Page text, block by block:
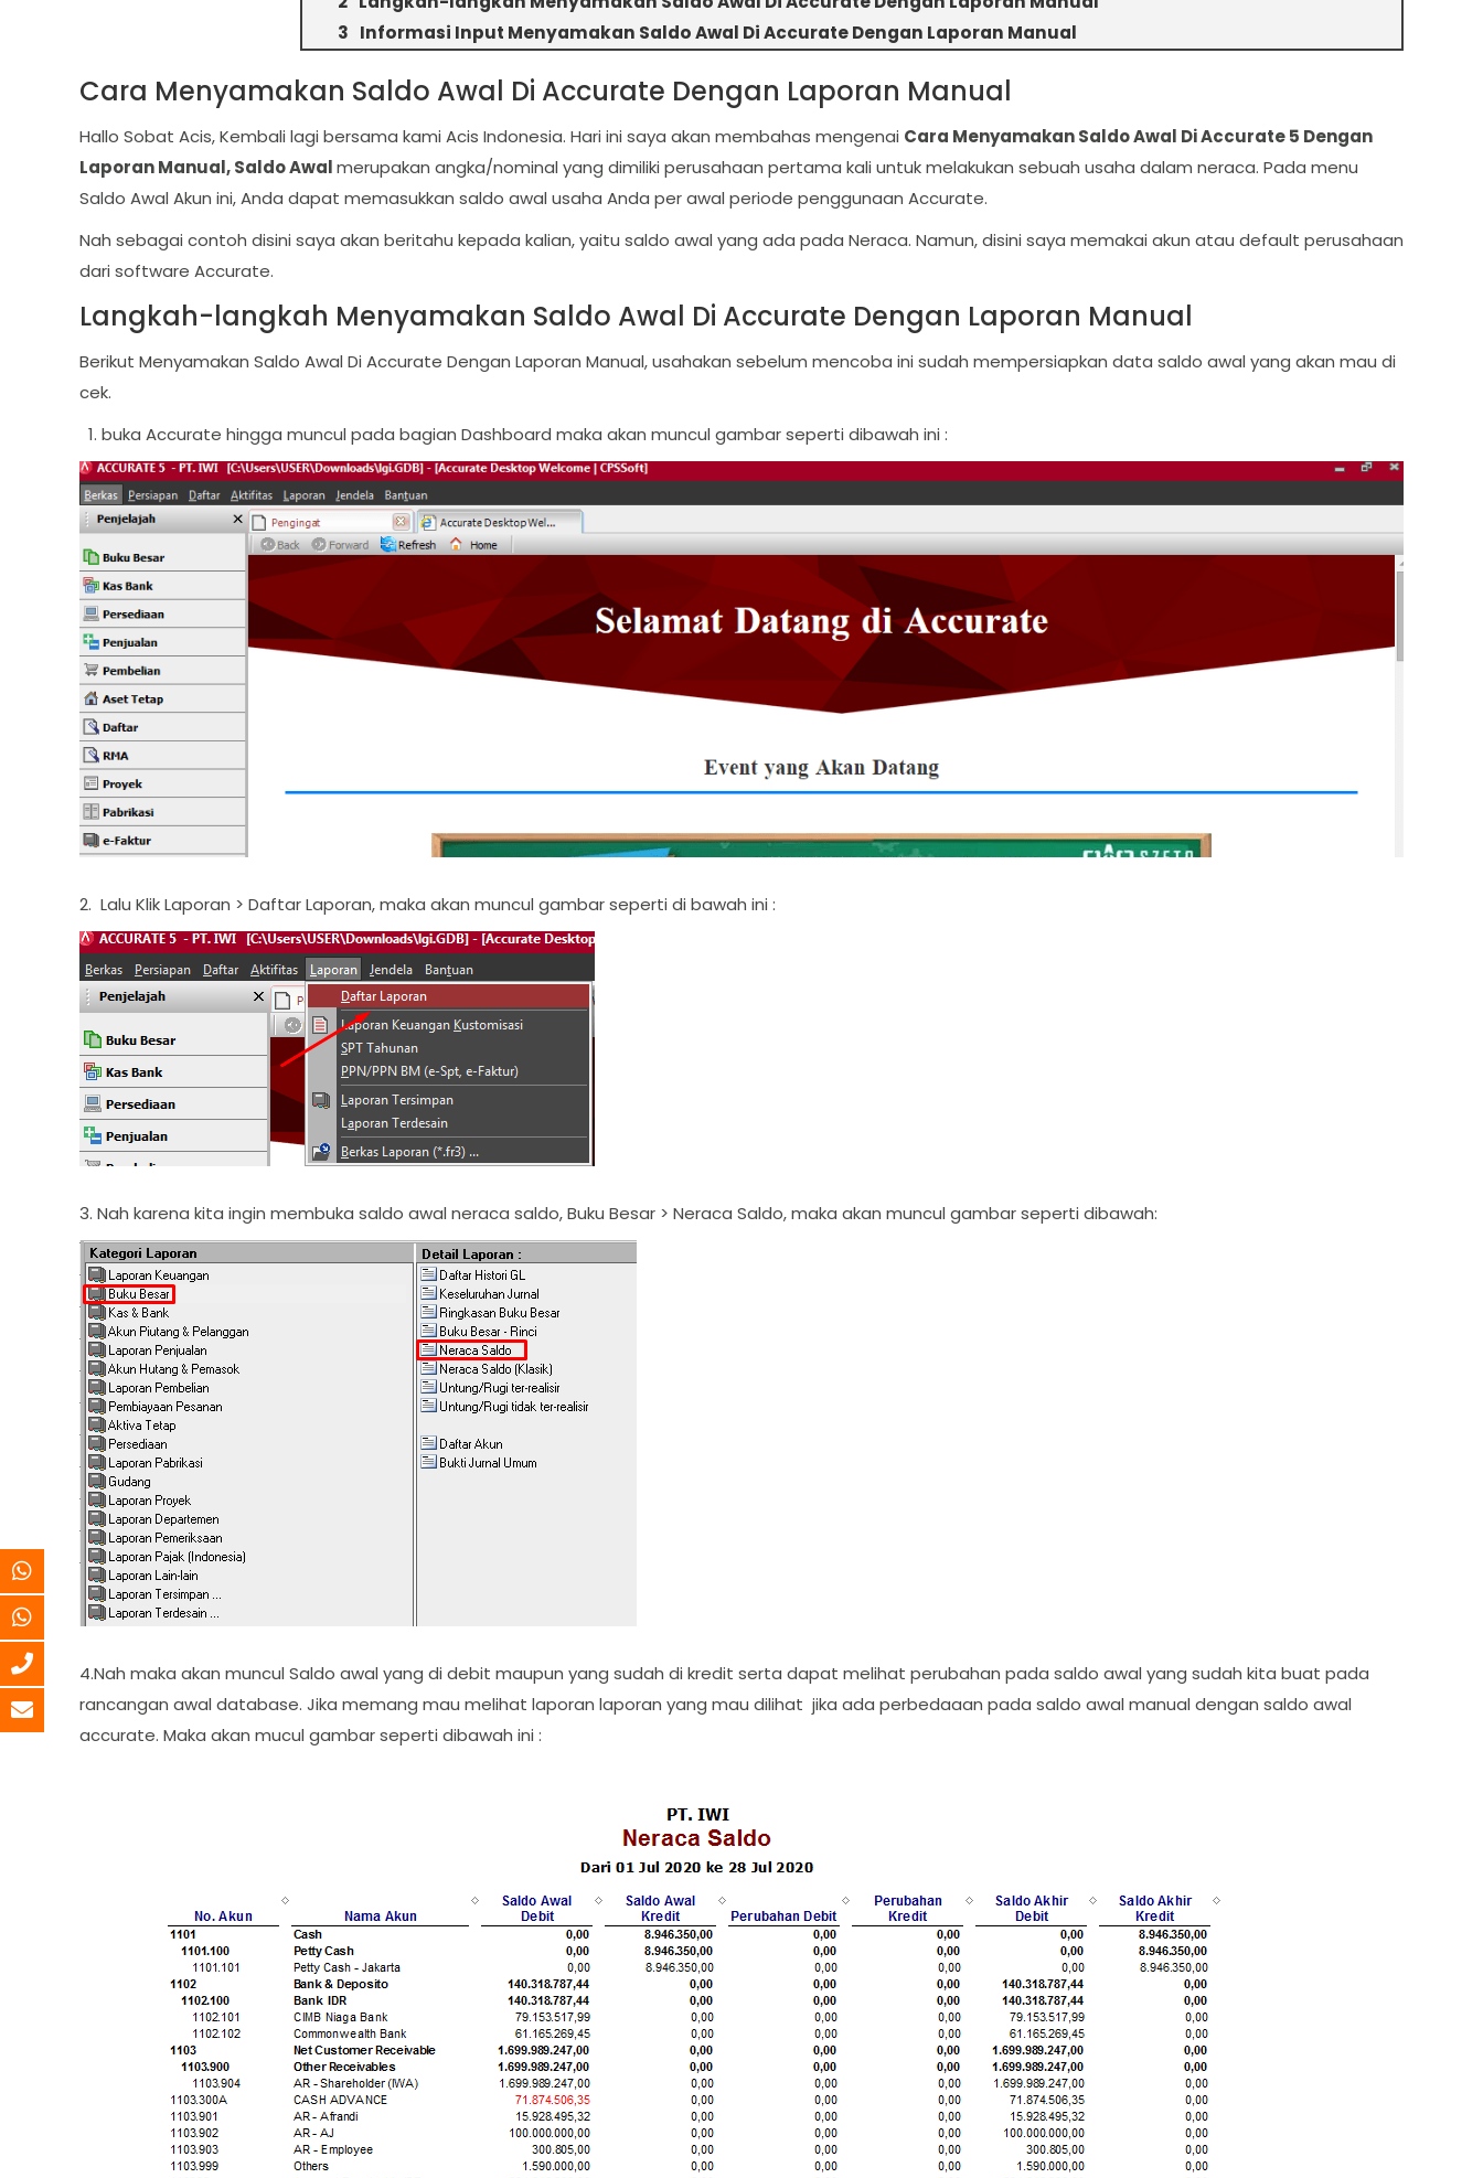
Informasi Input Menyamakan Saldo Awal Di Accurate Dengan Laporan Manual
Cara Menyamakan Saldo Awal Di Accurate Dengan Laporan Manual
Hallo Sobat Acis, Kembali lagi bersama kami Acis Indonesia. Hari ini saya akan membahas mengenai Cara Menyamakan Saldo Awal Di Accurate 5 Dengan
Laporan Manual, Saldo Awalmerupakan angka/nominal yang dimiliki perusahaan pertama kali untuk melakukan sebuah usaha dalam neraca. Pada menu
Saldo Awal Akun ini, Anda dapat memasukkan saldo awal usaha Anda per awal periode penggunaan Accurate.
Nah sebagai contoh disini saya akan beritahu kepada kalian, yaitu saldo awal yang ada pada Neraca. Namun, disini saya memakai akun atau default perusahaan
dari software Accurate.
Langkah-langkah Menyamakan Saldo Awal Di Accurate Dengan Laporan Manual
Berikut Menyamakan Saldo Awal Di Accurate Dengan Laporan Manual, usahakan sebelum mencoba ini sudah mempersiapkan data saldo awal yang akan mau di
cek.
buka Accurate hingga muncul pada bagian Dashboard maka akan muncul gambar seperti dibawah ini :
2. Lalu Klik Laporan > Daftar Laporan, maka akan muncul gambar seperti di bawah ini :
3. Nah karena kita ingin membuka saldo awal neraca saldo, Buku Besar > Neraca Saldo, maka akan muncul gambar seperti dibawah:
4.Nah maka akan muncul Saldo awal yang di debit maupun yang sudah di kredit serta dapat melihat perubahan pada saldo awal yang sudah kita buat pada
rancangan awal database. Jika memang mau melihat laporan laporan yang mau dilihat jika ada perbedaaan pada saldo awal manual dengan saldo awal
accurate. Maka akan mucul gambar seperti dibawah ini :